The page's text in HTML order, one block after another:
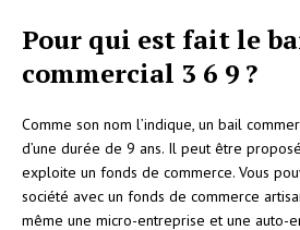
Pour qui est fait le
commercial 3 6 9 ?
Comme son nom l’indique, un bail
d’une durée de 9 ans. Il peut être
exploite un fonds de commerce. Vous
société avec un fonds de commerce
même une micro-entreprise et une auto-